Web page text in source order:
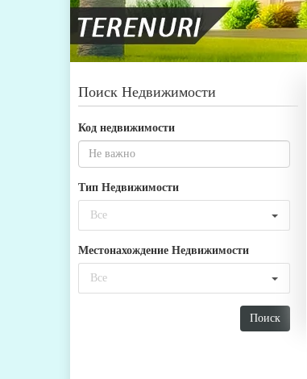
Поиск Недвижимости
Код недвижимости
Тип Недвижимости
Все
Местонахождение Недвижимости
Все